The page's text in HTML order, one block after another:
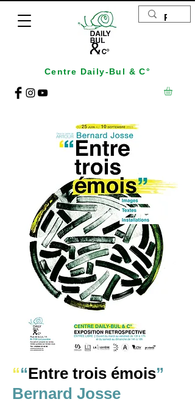
Centre Daily-Bul & C°
““Entre trois émois”
Bernard Josse